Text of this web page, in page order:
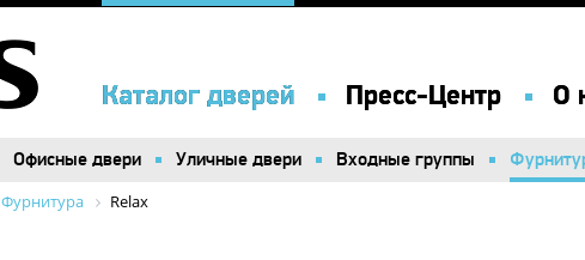
Каталог дверей Пресс-Центр О
Каталог дверей Пресс-Центр О
Офисные двери Уличные двери Входные группы
Офисные двери Уличные двери Входные группы
Фурнитура Relax